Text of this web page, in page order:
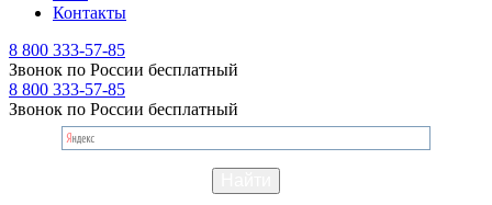
Контакты
8 800 333-57-85
Звонок по России бесплатный
8 800 333-57-85
Звонок по России бесплатный